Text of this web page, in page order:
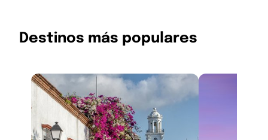
Destinos más populares